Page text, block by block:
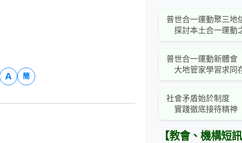
A 簡
普世合一運動聚三地
探討本土合一運動
普世合一運動新體會
大地管家學習求同
社會矛盾始於制度
實踐徹底接待精神
【教會、機構短訊